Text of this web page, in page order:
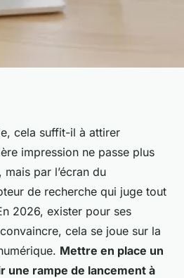
vitrine : la
pour
entreprise
•11 min de lecture
cela suffit-il à attirer
impression ne passe plus
par l’écran du
de recherche qui juge tout
2026, exister pour ses
cela se joue sur la
Mettre en place un
une rampe de lancement à